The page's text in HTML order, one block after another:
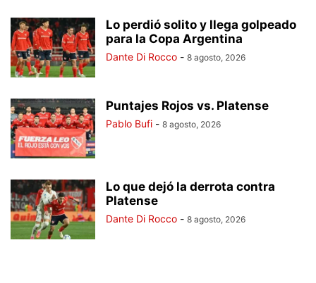
Lo perdió solito y llega golpeado
para la Copa Argentina
Dante Di Rocco - 8 agosto, 2026
Puntajes Rojos vs. Platense
Pablo Bufi - 8 agosto, 2026
Lo que dejó la derrota contra
Platense
Dante Di Rocco - 8 agosto, 2026